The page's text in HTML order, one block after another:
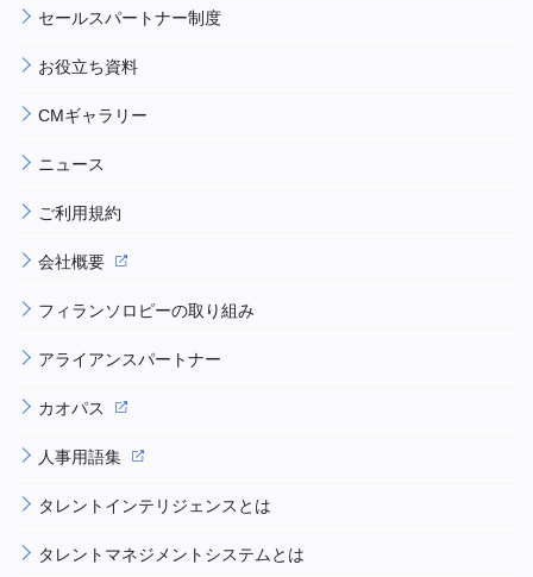
セールスパートナー制度
お役立ち資料
CMギャラリー
ニュース
ご利用規約
会社概要
フィランソロピーの取り組み
アライアンスパートナー
カオパス
人事用語集
タレントインテリジェンスとは
タレントマネジメントシステムとは